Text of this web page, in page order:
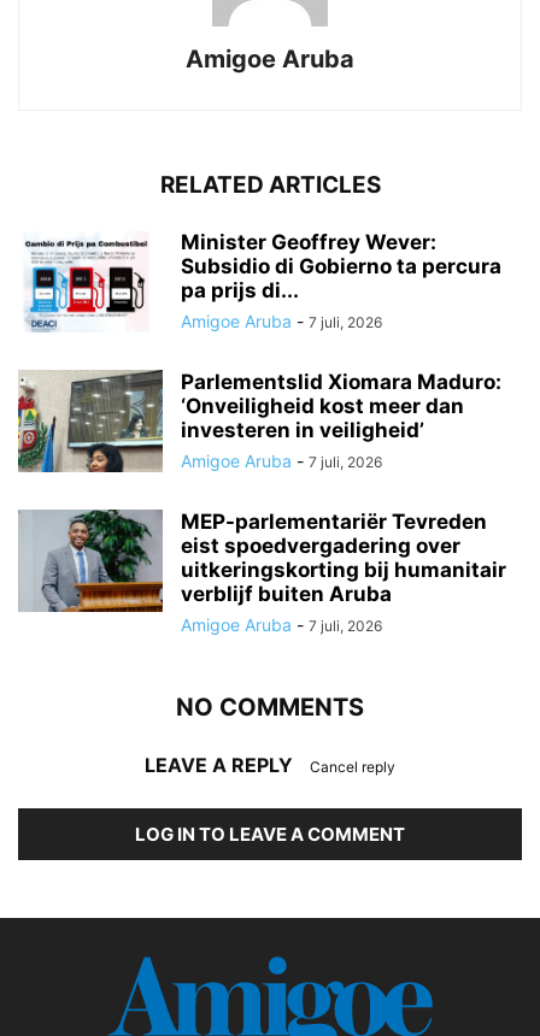
Amigoe Aruba
RELATED ARTICLES
Minister Geoffrey Wever:
Subsidio di Gobierno ta percura
pa prijs di...
Amigoe Aruba - 7 juli, 2026
Parlementslid Xiomara Maduro:
‘Onveiligheid kost meer dan
investeren in veiligheid’
Amigoe Aruba - 7 juli, 2026
MEP-parlementariër Tevreden
eist spoedvergadering over
uitkeringskorting bij humanitair
verblijf buiten Aruba
Amigoe Aruba - 7 juli, 2026
NO COMMENTS
LEAVE A REPLY Cancel reply
LOG IN TO LEAVE A COMMENT